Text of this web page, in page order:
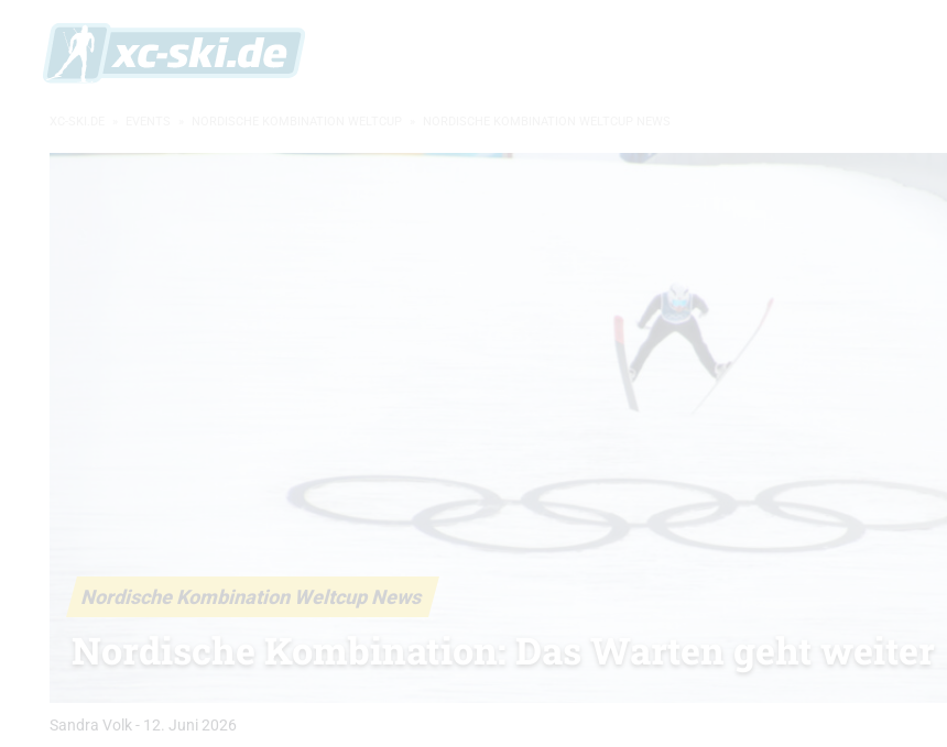
Nordische Kombination Weltcup News
Nordische Kombination: Das Warten geht weiter
Sandra Volk- 12. Juni 2026